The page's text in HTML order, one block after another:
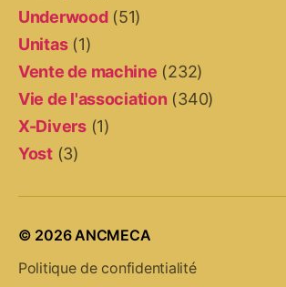
Underwood(51)
Unitas(1)
Vente de machine (232)
Vie de l'association (340)
X-Divers(1)
Yost(3)
© 2026 ANCMECA
Politique de confidentialité